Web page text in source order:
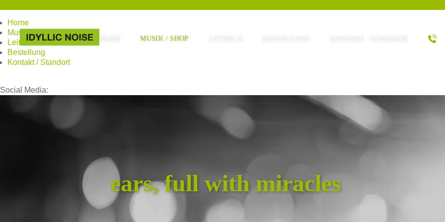
HOME MUSIK / SHOP KONTAKT / STANDORT
Home
Musik / Shop
Leitbild
Bestellung
Kontakt / Standort
Social Media:
ears, full with miracles